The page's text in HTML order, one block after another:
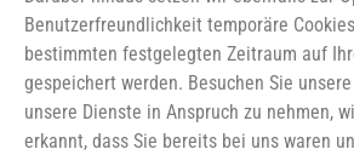
Benutzerfreundlichkeit temporäre
bestimmten festgelegten Zeitraum auf
gespeichert werden. Besuchen Sie
unsere Dienste in Anspruch zu nehmen,
erkannt, dass Sie bereits bei uns waren